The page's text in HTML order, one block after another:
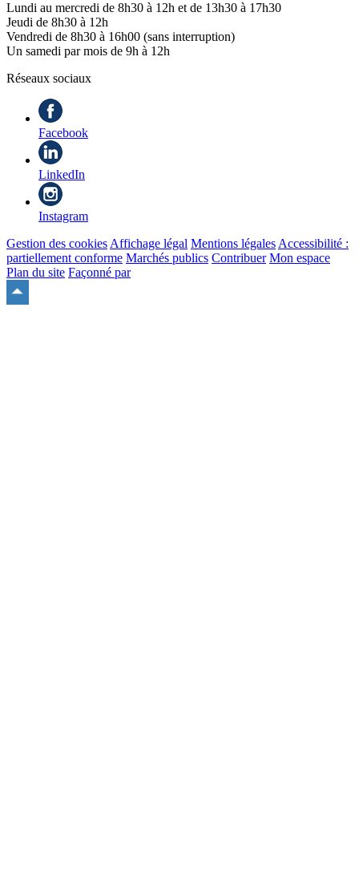
Lundi au mercredi de 8h30 à 12h et de 13h30 à 17h30
Jeudi de 8h30 à 12h
Vendredi de 8h30 à 16h00 (sans interruption)
Un samedi par mois de 9h à 12h
Réseaux sociaux
Facebook
LinkedIn
Instagram
Gestion des cookies Affichage légal Mentions légales Accessibilité :
partiellement conforme Marchés publics Contribuer Mon espace
Plan du site Façonné par